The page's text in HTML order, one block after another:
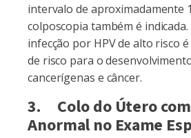
intervalo de aproximadamente
colposcopia também é
infecção por HPV de alto risco
de risco para o
cancerígenas e câncer.
3. Colo do Útero
Anormal no Exame